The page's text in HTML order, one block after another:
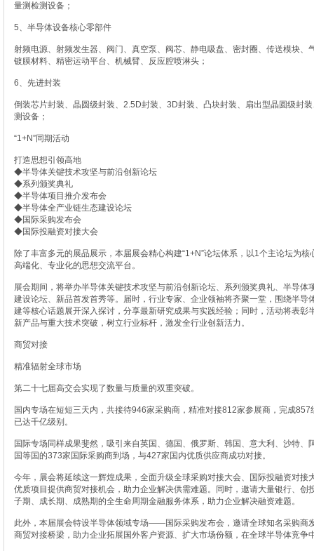
量测检测设备；
5、半导体设备核心零部件
射频电源、射频发生器、阀门、真空泵、阀芯、静电吸盘、密封圈、传送模块、
镀膜材料、精密运动平台、机械臂、反应腔喷淋头；
6、先进封装
倒装芯片封装、晶圆级封装、2.5D封装、3D封装、凸块封装、扇出型晶圆级封
测设备；
“1+N”同期活动
打造思想引领高地
◆半导体关键技术攻坚与前沿创新论坛
◆系列颁奖典礼
◆半导体项目推介发布会
◆半导体全产业链生态建设论坛
◆国际采购发布会
◆国际投融资对接大会
除了丰富多元的展品展示，本届展会精心构建“1+N”论坛体系，以1个主论坛为
高端化、专业化的思想交流平台。
展会期间，将举办半导体关键技术攻坚与前沿创新论坛、系列颁奖典礼、半导体
建设论坛、新品首发首秀等。届时，行业专家、企业领袖将齐聚一堂，围绕半导
建等核心话题展开深入探讨，分享最新研究成果与实践经验；同时，活动将表彰
新产品与重大技术突破，树立行业标杆，激发全行业创新活力。
商贸对接
精准辐射全球市场
第二十七届高交会实现了数量与质量的双重突破。
国内专场在短短三天内，共接待946家采购商，精准对接812家参展商，完成
已达千亿级别。
国际专场同样成果斐然，吸引来自英国、德国、俄罗斯、韩国、意大利、沙特、
国等国的373家国际采购商到场，与427家国内优质供应商成功对接。
今年，展会将延续这一辉煌成果，全面升级全球采购对接大会、国际投融资对接
优质项目提供商贸对接机会，助力企业解决供需难题。同时，邀请大量银行、创
子期、成长期、成熟期的全生命周期金融服务体系，助力企业解决融资难题。
此外，本届展会特设半导体领域专场——国际采购发布会，邀请全球知名采购商
商贸对接桥梁，助力企业拓展国外客户资源、扩大市场份额，在全球半导体竞争